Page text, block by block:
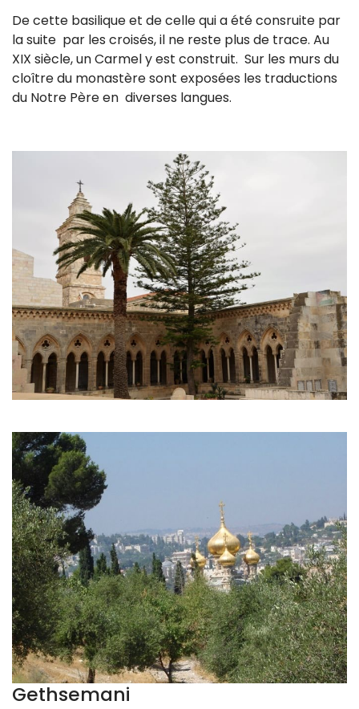
De cette basilique et de celle qui a été consruite par
la suite par les croisés, il ne reste plus de trace. Au
XIX siècle, un Carmel y est construit. Sur les murs du
cloître du monastère sont exposées les traductions
du Notre Père en diverses langues.
Gethsemani